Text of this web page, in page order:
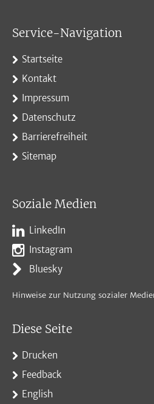
Service-Navigation
Startseite
Kontakt
Impressum
Datenschutz
Barrierefreiheit
Sitemap
Soziale Medien
LinkedIn
Instagram
Bluesky
Hinweise zur Nutzung sozialer
Diese Seite
Drucken
Feedback
English